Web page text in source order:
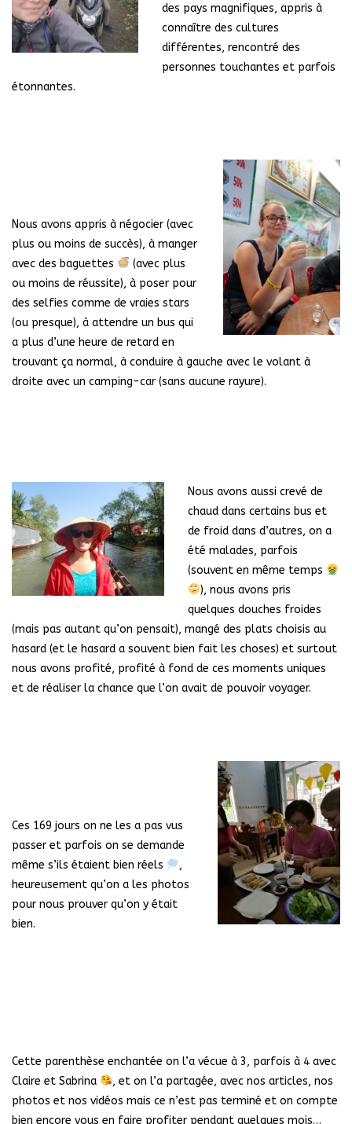
des pays magnifiques, appris à
connaître des cultures
différentes, rencontré des
personnes touchantes et parfois
étonnantes.
Nous avons appris à négocier (avec
plus ou moins de succès), à manger
avec des baguettes
(avec plus
ou moins de réussite), à poser pour
des selfies comme de vraies stars
(ou presque), à attendre un bus qui
a plus d’une heure de retard en
trouvant ça normal, à conduire à gauche avec le volant à
droite avec un camping-car (sans aucune rayure).
Nous avons aussi crevé de
chaud dans certains bus et
de froid dans d’autres, on a
été malades, parfois
(souvent en même temps
), nous avons pris
quelques douches froides
(mais pas autant qu’on pensait), mangé des plats choisis au
hasard (et le hasard a souvent bien fait les choses) et surtout
nous avons profité, profité à fond de ces moments uniques
et de réaliser la chance que l’on avait de pouvoir voyager.
Ces 169 jours on ne les a pas vus
passer et parfois on se demande
même s’ils étaient bien réels
,
heureusement qu’on a les photos
pour nous prouver qu’on y était
bien.
Cette parenthèse enchantée on l’a vécue à 3, parfois à 4 avec
Claire et Sabrina
, et on l’a partagée, avec nos articles, nos
photos et nos vidéos mais ce n’est pas terminé et on compte
bien encore vous en faire profiter pendant quelques mois…